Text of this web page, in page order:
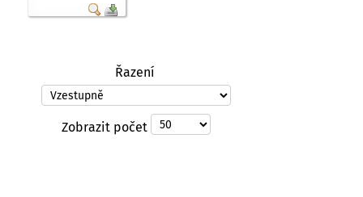
Řazení
Zobrazit počet